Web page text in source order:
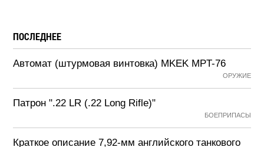
ПОСЛЕДНЕЕ
Автомат (штурмовая винтовка) MKEK MPT-76
ОРУЖИЕ
Патрон ".22 LR (.22 Long Rifle)"
БОЕПРИПАСЫ
Краткое описание 7,92-мм английского танкового